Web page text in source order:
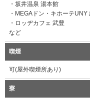
・坂井温泉 湯本館
・MEGAドン・キホーテUNY
・ロッヂカフェ 武豊
など
喫煙
可(屋外喫煙所あり)
寮